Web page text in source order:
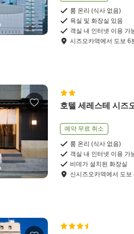
룸 온리 (식사 없음)
욕실 및 화장실 있음
객실 내 인터넷 이용 가
시즈오카역에서 도보 6
호텔 세레스테 시즈
예약 무료 취소
룸 온리 (식사 없음)
객실 내 인터넷 이용 가
비데가 설치된 화장실
신시즈오카역에서 도보